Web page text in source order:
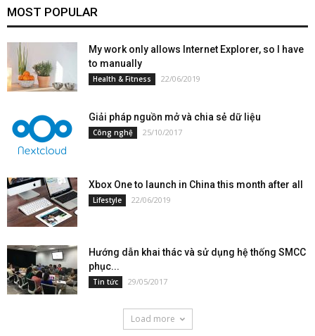
MOST POPULAR
My work only allows Internet Explorer, so I have
to manually
Health & Fitness 22/06/2019
Giải pháp nguồn mở và chia sẻ dữ liệu
Công nghệ 25/10/2017
Xbox One to launch in China this month after all
Lifestyle 22/06/2019
Hướng dẫn khai thác và sử dụng hệ thống SMCC
phục...
Tin tức 29/05/2017
Load more